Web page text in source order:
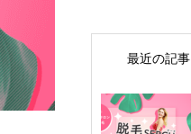
最近の記事